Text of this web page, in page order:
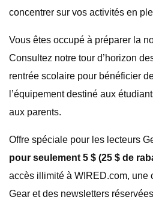
concentrer sur vos activités en
Vous êtes occupé à préparer la
Consultez notre tour d’horizon
rentrée scolaire pour bénéficier
l’équipement destiné aux
aux parents.
Offre spéciale pour les lecteurs
pour seulement 5 $ (25 $ de
accès illimité à WIRED.com, une
Gear et des newsletters